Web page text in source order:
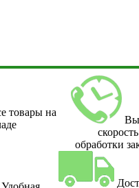
товары на
скорость
обработки